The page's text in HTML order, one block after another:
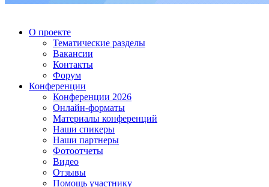
О проекте
Тематические разделы
Вакансии
Контакты
Форум
Конференции
Конференции 2026
Онлайн-форматы
Материалы конференций
Наши спикеры
Наши партнеры
Фотоотчеты
Видео
Отзывы
Помощь участнику